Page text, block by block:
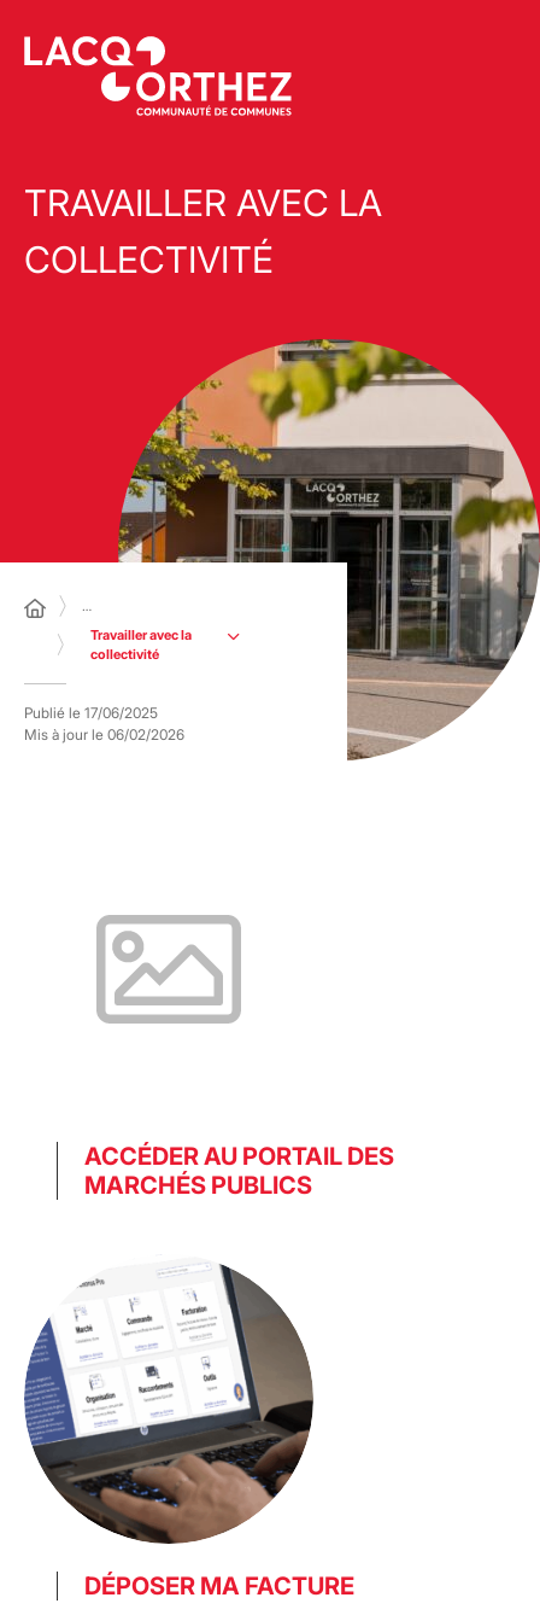
TRAVAILLER AVEC LA
COLLECTIVITÉ
…
Travailler avec la
collectivité
Publié le 17/06/2025
Mis à jour le 06/02/2026
ACCÉDER AU PORTAIL DES
MARCHÉS PUBLICS
DÉPOSER MA FACTURE